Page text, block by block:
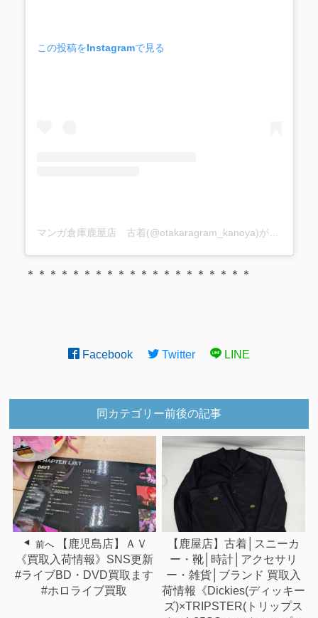
この投稿をInstagramで見る
マンガ倉庫鹿屋店 古着(@otakaragram_kanoya)がシェアした投稿
＊＊＊＊＊＊＊＊＊＊＊＊＊＊＊＊＊＊＊＊
Facebook Twitter LINE
同カテゴリー前後の記事
前へ
【鹿児島店】ＡＶ
《買取入荷情報》SNS更新
#ライブBD・DVD買取ます
#ホロライブ買取
【鹿屋店】古着│スニーカ
ー・靴│時計│アクセサリ
ー・雑貨│ブランド 買取入
荷情報《Dickies(ディッキー
ズ)×TRIPSTER(トリップス